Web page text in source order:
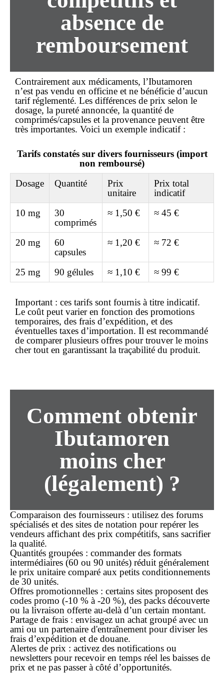
absence de
remboursement
Contrairement aux médicaments, l’Ibutamoren
n’est pas vendu en officine et ne bénéficie d’aucun
tarif réglementé. Les différences de prix selon le
dosage, la pureté annoncée, la quantité de
comprimés/capsules et la provenance peuvent être
très importantes. Voici un exemple indicatif :
Tarifs constatés sur divers fournisseurs (import
non remboursé)
Dosage
Quantité
Prix
unitaire
Prix total
indicatif
10 mg
30
comprimés
≈ 1,50 € ≈ 45 €
20 mg
60
capsules
≈ 1,20 € ≈ 72 €
25 mg 90 gélules ≈ 1,10 € ≈ 99 €
Important : ces tarifs sont fournis à titre indicatif.
Le coût peut varier en fonction des promotions
temporaires, des frais d’expédition, et des
éventuelles taxes d’importation. Il est recommandé
de comparer plusieurs offres pour trouver le moins
chertout en garantissant la traçabilité du produit.
Comment obtenir
Ibutamoren
moins cher
(légalement) ?
Comparaison des fournisseurs : utilisez des forums
spécialisés et des sites de notation pour repérer les
vendeurs affichant des prix compétitifs, sans sacrifier
la qualité.
Quantités groupées : commander des formats
intermédiaires (60 ou 90 unités) réduit généralement
le prix unitaire comparé aux petits conditionnements
de 30 unités.
Offres promotionnelles : certains sites proposent des
codes promo (-10 % à -20 %), des packs découverte
ou la livraison offerte au-delà d’un certain montant.
Partage de frais : envisagez un achat groupé avec un
ami ou un partenaire d'entraînement pour diviser les
frais d’expédition et de douane.
Alertes de prix : activez des notifications ou
newsletters pour recevoir en temps réel les baisses de
prix et ne pas passer à côté d’opportunités.